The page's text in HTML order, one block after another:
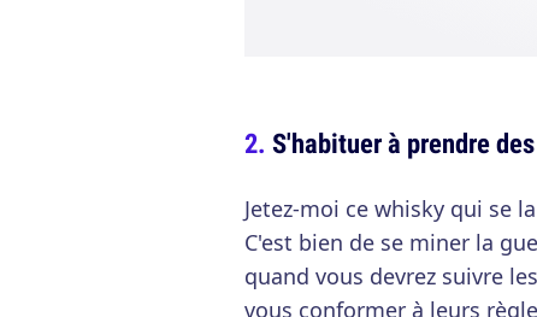
S'habituer à prendre
Jetez-moi ce whisky qui se
C'est bien de se miner la
quand vous devrez suivre
vous conformer à leurs